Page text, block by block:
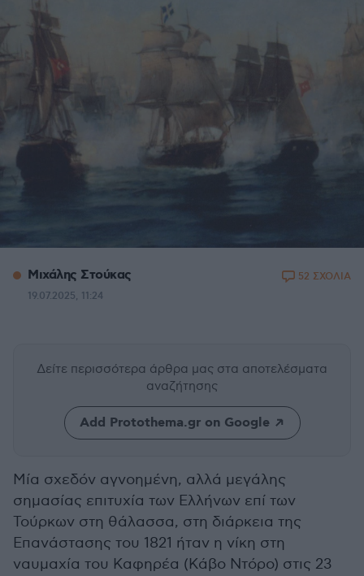
Μιχάλης Στούκας
19.07.2025, 11:24
52 ΣΧΟΛΙΑ
Δείτε περισσότερα άρθρα μας στα αποτελέσματα
αναζήτησης
Add Protothema.gr on Google
Μία σχεδόν αγνοημένη, αλλά μεγάλης
σημασίας επιτυχία των Ελλήνων επί των
Τούρκων στη θάλασσα, στη διάρκεια της
Επανάστασης του 1821 ήταν η νίκη στη
ναυμαχία του Καφηρέα (Κάβο Ντόρο) στις 23